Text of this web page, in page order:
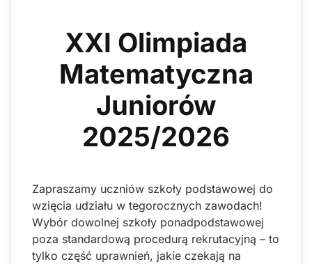
XXI Olimpiada
Matematyczna
Juniorów
2025/2026
Zapraszamy uczniów szkoły podstawowej do
wzięcia udziału w tegorocznych zawodach!
Wybór dowolnej szkoły ponadpodstawowej
poza standardową procedurą rekrutacyjną – to
tylko część uprawnień, jakie czekają na